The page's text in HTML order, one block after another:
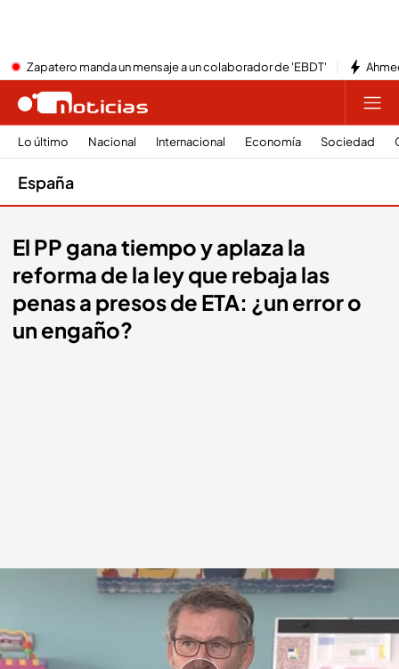
Zapatero manda un mensaje a un colaborador de 'EBDT'
Lo último Nacional Internacional Economía Sociedad
España
El PP gana tiempo y aplaza la
reforma de la ley que rebaja las
penas a presos de ETA: ¿un error o
un engaño?
El PP aplaza la reforma de ley que rebaja las penas a presos de ETA
Redacción digital Noticias Cuatro
08 OCT 2024 - 14:45h.